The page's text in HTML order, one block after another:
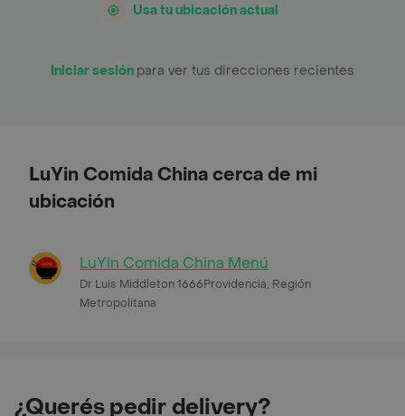
Usa tu ubicación actual
Iniciar sesión para ver tus direcciones recientes
LuYin Comida China cerca de mi
ubicación
LuYin Comida China Menú
Dr Luis Middleton 1666Providencia, Región
Metropolitana
¿Querés pedir delivery?